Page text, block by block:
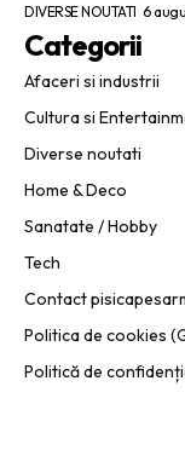
DIVERSE NOUTATI 6
Categorii
Afaceri si industrii
Cultura si
Diverse noutati
Home & Deco
Sanatate / Hobby
Tech
Contact
Politica de cookies
Politică de